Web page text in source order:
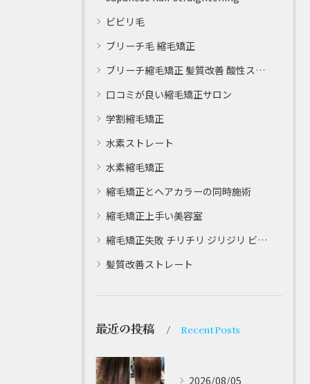
ビビリ毛
ブリーチ毛 縮毛矯正
ブリーチ縮毛矯正 髪質改善 酸性ストレート
口コミが良い縮毛矯正サロン
学割縮毛矯正
水素ストレート
水素縮毛矯正
縮毛矯正とヘアカラーの同時施術
縮毛矯正上手い美容室
縮毛矯正失敗 チリチリ ジリジリ ビビり直し専門
髪質改善ストレート
最近の投稿 Recent Posts
2026/08/05